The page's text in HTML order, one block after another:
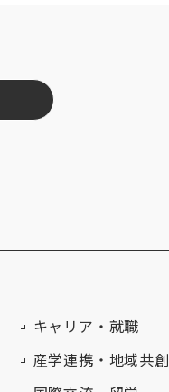
キャリア・就職
産学連携・地域共創